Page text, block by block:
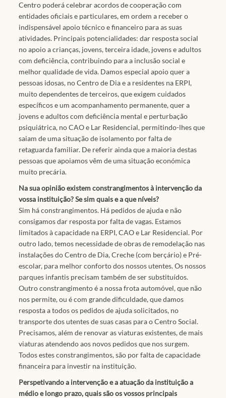
Centro poderá celebrar acordos de cooperação com
entidades oficiais e particulares, em ordem a receber o
indispensável apoio técnico e financeiro para as suas
atividades. Principais potencialidades: dar resposta social
no apoio a crianças, jovens, terceira idade, jovens e adultos
com deficiência, contribuindo para a inclusão social e
melhor qualidade de vida. Damos especial apoio quer a
pessoas idosas, no Centro de Dia e a residentes na ERPI,
muito dependentes de terceiros, que exigem cuidados
específicos e um acompanhamento permanente, quer a
jovens e adultos com deficiência mental e perturbação
psiquiátrica, no CAO e Lar Residencial, permitindo-lhes que
saiam de uma situação de isolamento por falta de
retaguarda familiar. De referir ainda que a maioria destas
pessoas que apoiamos vêm de uma situação económica
muito precária.
Na sua opinião existem constrangimentos à intervenção da
vossa instituição? Se sim quais e a que níveis?
Sim há constrangimentos. Há pedidos de ajuda e não
consigamos dar resposta por falta de vagas. Estamos
limitados à capacidade na ERPI, CAO e Lar Residencial. Por
outro lado, temos necessidade de obras de remodelação nas
instalações do Centro de Dia, Creche (com berçário) e Pré-
escolar, para melhor conforto dos nossos utentes. Os nossos
parques infantis precisam também de ser substituídos.
Outro constrangimento é a nossa frota automóvel, que não
nos permite, ou é com grande dificuldade, que damos
resposta a todos os pedidos de ajuda solicitados, no
transporte dos utentes de suas casas para o Centro Social.
Precisamos, além de renovar as viaturas existentes, de mais
viaturas atendendo aos novos pedidos que nos surgem.
Todos estes constrangimentos, são por falta de capacidade
financeira para investir na instituição.
Perspetivando a intervenção e a atuação da instituição a
médio e longo prazo, quais são os vossos principais